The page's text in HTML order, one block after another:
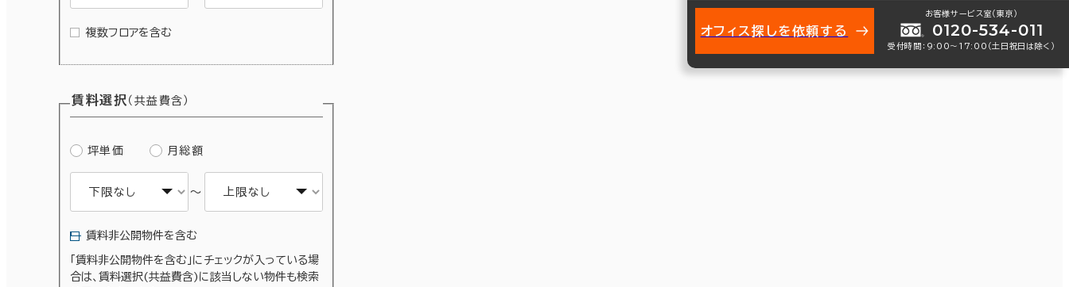
複数フロアを含む
賃料選択 （共益費含）
坪単価 月総額
～
賃料非公開物件を含む
「賃料非公開物件を含む」にチェックが入っている場
合は、賃料選択(共益費含)に該当しない物件も検索
オフィス探しを依頼する
お客様サービス室（東京）
0120-534-011
受付時間：9:00〜17:00（土日祝日は除く）